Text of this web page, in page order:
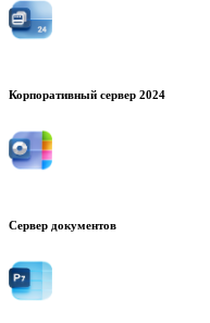
Корпоративный сервер 2024
Сервер документов